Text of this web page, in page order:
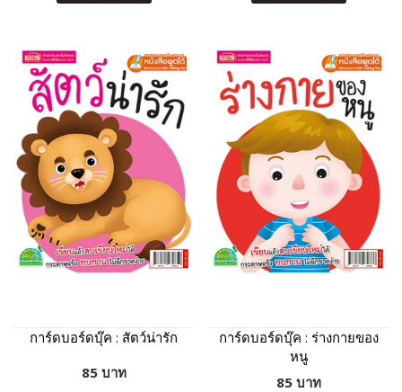
การ์ดบอร์ดบุ๊ค : สัตว์น่ารัก
85 บาท
การ์ดบอร์ดบุ๊ค : ร่างกายของ
หนู
85 บาท